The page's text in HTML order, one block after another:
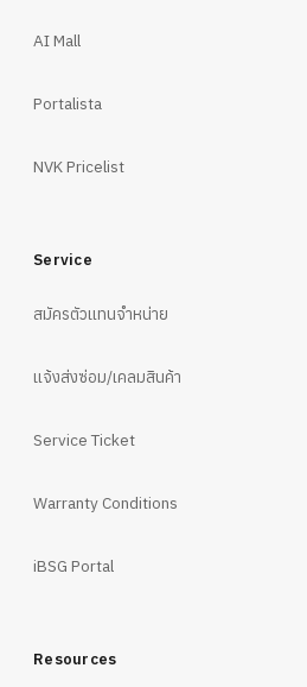
AI Mall
Portalista
NVK Pricelist
Service
สมัครตัวแทนจำหน่าย
แจ้งส่งซ่อม/เคลมสินค้า
Service Ticket
Warranty Conditions
iBSG Portal
Resources